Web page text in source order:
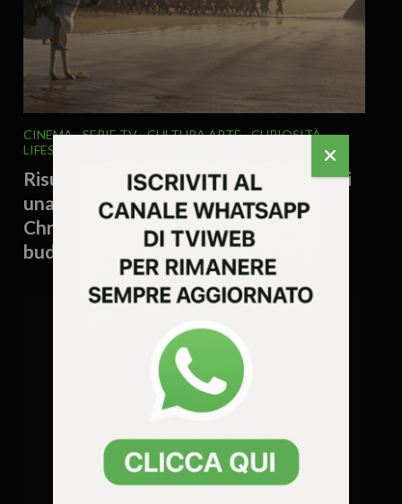
CINEMA - SERIE TV CULTURA ARTE
CURIOSITÀ -
LIFESTYLE
20 Luglio 2026 - 18.30
Risultati epici al botteghino: in meno di
una settimana “L’Odissea” di
Christopher Nolan ha già recuperato il
budget